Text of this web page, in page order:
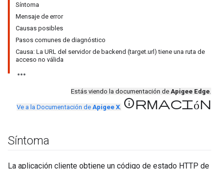
Síntoma
Mensaje de error
Causas posibles
Pasos comunes de diagnóstico
Causa: La URL del servidor de backend (target.url) tiene una ruta de
acceso no válida
Estás viendo la documentación de Apigee Edge.
Ve a la Documentación de Apigee X. información
Síntoma
La aplicación cliente obtiene un código de estado HTTP de